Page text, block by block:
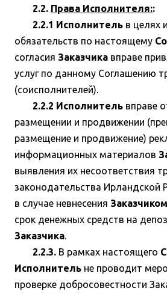
2.2. Права Исполнителя::
2.2.1 Исполнитель в целях
обязательств по настоящему
согласия Заказчика вправе
услуг по данному Соглашению
(соисполнителей).
2.2.2 Исполнитель вправе
размещении и продвижении
размещение и продвижение)
информационных материалов
выявления их несоответствия
законодательства Ирландской
в случае невнесения Заказчиком
срок денежных средств на
Заказчика.
2.2.3. В рамках настоящего
Исполнитель не проводит
проверке добросовестности